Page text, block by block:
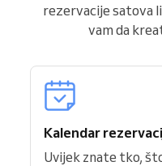
rezervacije satova
vam da
Kalendar
Uvijek znate tko,